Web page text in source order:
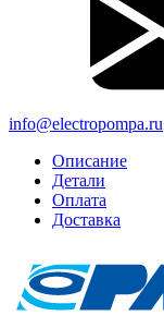
info@electropompa.ru
Описание
Детали
Оплата
Доставка